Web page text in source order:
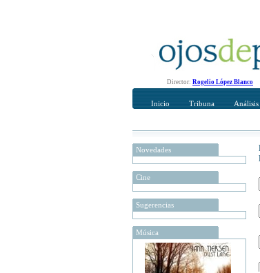
Director: Rogelio López Blanco
Inicio Tribuna Análisis
Novedades
Cine
Sugerencias
Música